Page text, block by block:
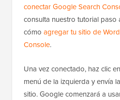
conectar Google Search
consulta nuestro tutorial paso
cómo agregar tu sitio de
Console.
Una vez conectado, haz clic
menú de la izquierda y envía
sitio. Google comenzará a